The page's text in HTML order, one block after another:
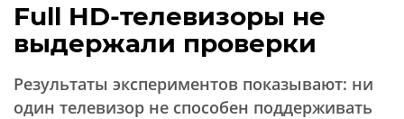
Full HD-телевизоры не
выдержали проверки
Результаты экспериментов показывают: ни
один телевизор не способен поддерживать